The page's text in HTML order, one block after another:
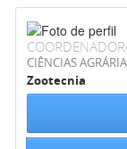
CIÊNCIAS
Zootecnia